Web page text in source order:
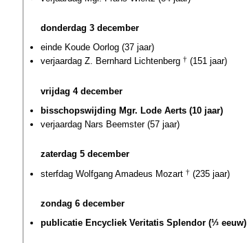
donderdag 3 december
einde Koude Oorlog (37 jaar)
verjaardag Z. Bernhard Lichtenberg † (151 jaar)
vrijdag 4 december
bisschopswijding Mgr. Lode Aerts (10 jaar)
verjaardag Nars Beemster (57 jaar)
zaterdag 5 december
sterfdag Wolfgang Amadeus Mozart † (235 jaar)
zondag 6 december
publicatie Encycliek Veritatis Splendor (⅓ eeuw)